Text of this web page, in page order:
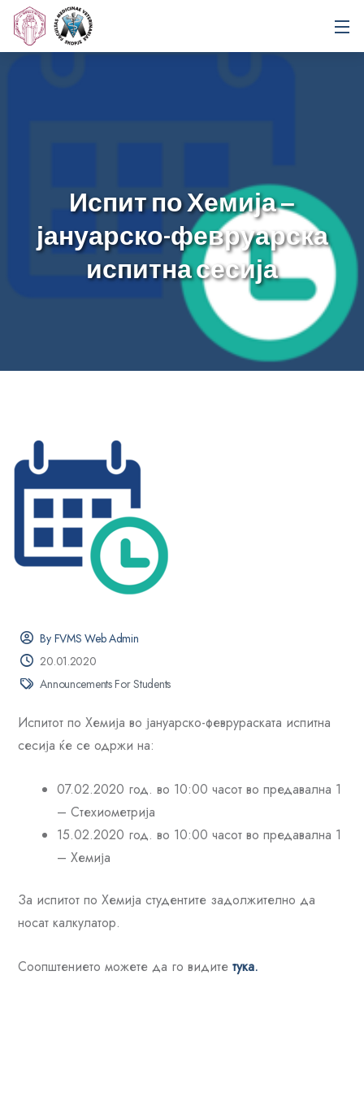
Испит по Хемија –
јануарско-февруарска
испитна сесија
By FVMS Web Admin
20.01.2020
Announcements For Students
Испитот по Хемија во јануарско-феврураската испитна
сесија ќе се одржи на:
07.02.2020 год. во 10:00 часот во предавална 1
– Стехиометрија
15.02.2020 год. во 10:00 часот во предавална 1
– Хемија
За испитот по Хемија студентите задолжително да
носат калкулатор.
Соопштението можете да го видите тука.